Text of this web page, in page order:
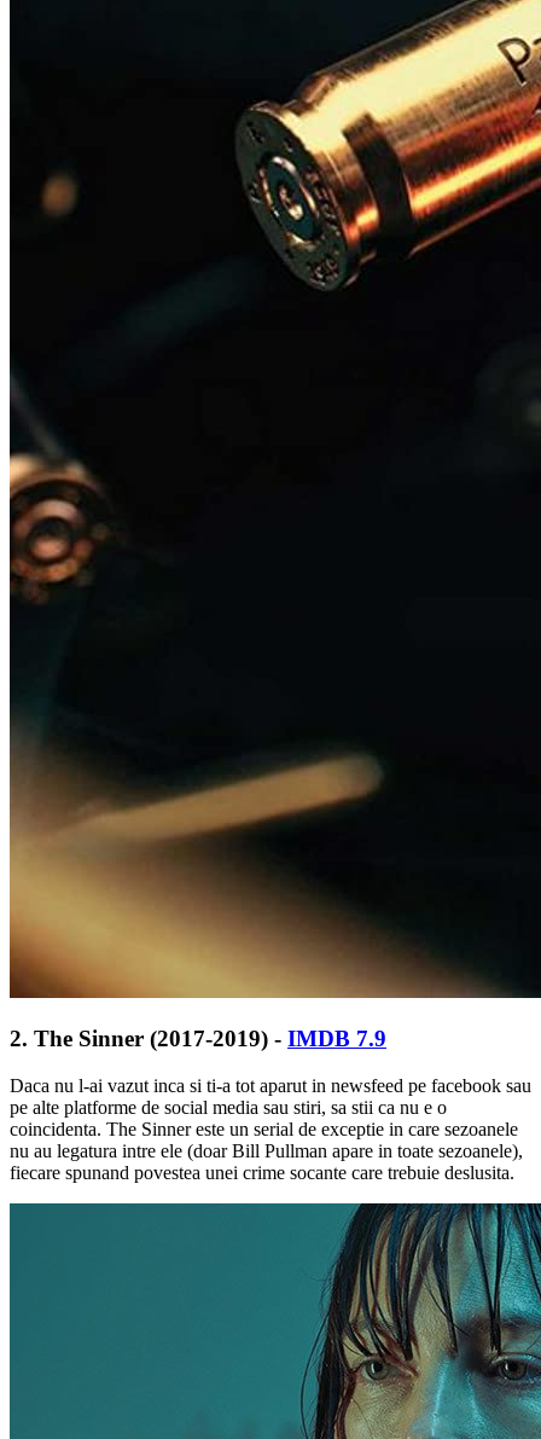
2. The Sinner (2017-2019) - IMDB 7.9
Daca nu l-ai vazut inca si ti-a tot aparut in newsfeed pe facebook sau
pe alte platforme de social media sau stiri, sa stii ca nu e o
coincidenta. The Sinner este un serial de exceptie in care sezoanele
nu au legatura intre ele (doar Bill Pullman apare in toate sezoanele),
fiecare spunand povestea unei crime socante care trebuie deslusita.